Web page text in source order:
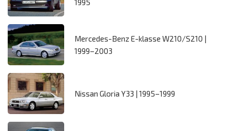
1995
Mercedes-Benz E-klasse W210/S210 |
1999–2003
Nissan Gloria Y33 | 1995–1999